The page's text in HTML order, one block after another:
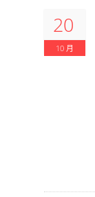
20
10 月